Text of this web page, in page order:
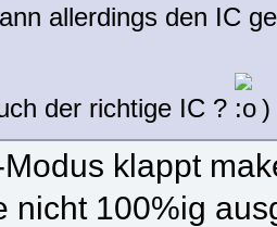
allerdings den IC
der richtige IC ?
)
klappt
nicht 100%ig